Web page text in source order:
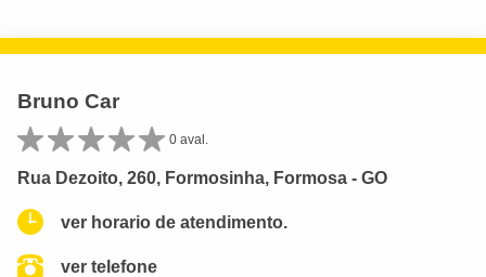
Bruno Car
0 aval.
Rua Dezoito, 260, Formosinha, Formosa - GO
ver horario de atendimento.
ver telefone